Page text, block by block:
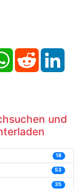
WhatsAppReddit
und
18
53
35